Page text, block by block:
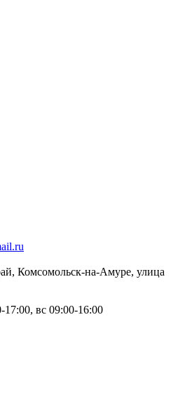
Комсомольск-на-Амуре, улица
17:00, вс 09:00-16:00